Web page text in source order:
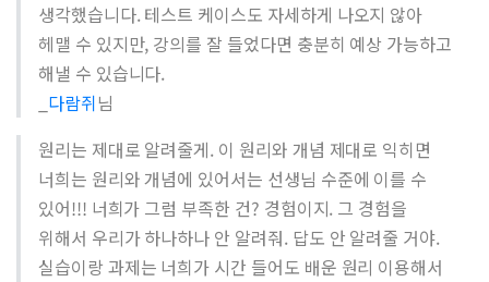
생각했습니다. 테스트 케이스도 자세하게 나오지 않아
헤맬 수 있지만, 강의를 잘 들었다면 충분히 예상 가능하고
해낼 수 있습니다.
다람쥐님
원리는 제대로 알려줄게. 이 원리와 개념 제대로 익히면
너희는 원리와 개념에 있어서는 선생님 수준에 이를 수
있어!!! 너희가 그럼 부족한 건? 경험이지. 그 경험을
위해서 우리가 하나하나 안 알려줘. 답도 안 알려줄 거야.
실습이랑 과제는 너희가 시간 들어도 배운 원리 이용해서